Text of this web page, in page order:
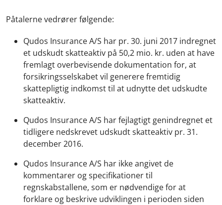
Påtalerne vedrører følgende:
Qudos Insurance A/S har pr. 30. juni 2017 indregnet
et udskudt skatteaktiv på 50,2 mio. kr. uden at have
fremlagt overbevisende dokumentation for, at
forsikringsselskabet vil generere fremtidig
skattepligtig indkomst til at udnytte det udskudte
skatteaktiv.
Qudos Insurance A/S har fejlagtigt genindregnet et
tidligere nedskrevet udskudt skatteaktiv pr. 31.
december 2016.
Qudos Insurance A/S har ikke angivet de
kommentarer og specifikationer til
regnskabstallene, som er nødvendige for at
forklare og beskrive udviklingen i perioden siden